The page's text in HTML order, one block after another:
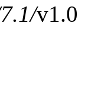
7.1/v1.0